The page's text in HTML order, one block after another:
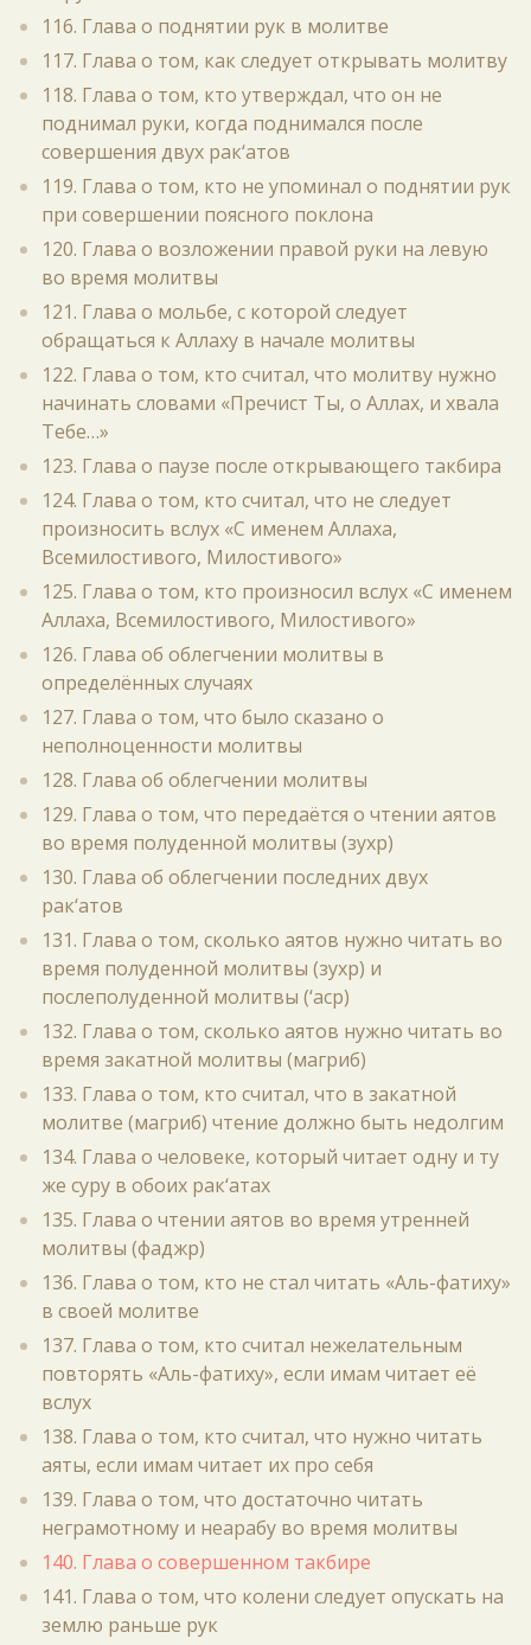
116. Глава о поднятии рук в молитве
117. Глава о том, как следует открывать молитву
118. Глава о том, кто утверждал, что он не
поднимал руки, когда поднимался после
совершения двух рак‘атов
119. Глава о том, кто не упоминал о поднятии рук
при совершении поясного поклона
120. Глава о возложении правой руки на левую
во время молитвы
121. Глава о мольбе, с которой следует
обращаться к Аллаху в начале молитвы
122. Глава о том, кто считал, что молитву нужно
начинать словами «Пречист Ты, о Аллах, и хвала
Тебе…»
123. Глава о паузе после открывающего такбира
124. Глава о том, кто считал, что не следует
произносить вслух «С именем Аллаха,
Всемилостивого, Милостивого»
125. Глава о том, кто произносил вслух «С именем
Аллаха, Всемилостивого, Милостивого»
126. Глава об облегчении молитвы в
определённых случаях
127. Глава о том, что было сказано о
неполноценности молитвы
128. Глава об облегчении молитвы
129. Глава о том, что передаётся о чтении аятов
во время полуденной молитвы (зухр)
130. Глава об облегчении последних двух
рак‘атов
131. Глава о том, сколько аятов нужно читать во
время полуденной молитвы (зухр) и
послеполуденной молитвы (‘аср)
132. Глава о том, сколько аятов нужно читать во
время закатной молитвы (магриб)
133. Глава о том, кто считал, что в закатной
молитве (магриб) чтение должно быть недолгим
134. Глава о человеке, который читает одну и ту
же суру в обоих рак‘атах
135. Глава о чтении аятов во время утренней
молитвы (фаджр)
136. Глава о том, кто не стал читать «Аль-фатиху»
в своей молитве
137. Глава о том, кто считал нежелательным
повторять «Аль-фатиху», если имам читает её
вслух
138. Глава о том, кто считал, что нужно читать
аяты, если имам читает их про себя
139. Глава о том, что достаточно читать
неграмотному и неарабу во время молитвы
140. Глава о совершенном такбире
141. Глава о том, что колени следует опускать на
землю раньше рук